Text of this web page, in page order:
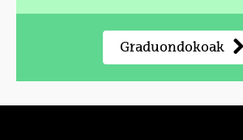
Graduondokoak